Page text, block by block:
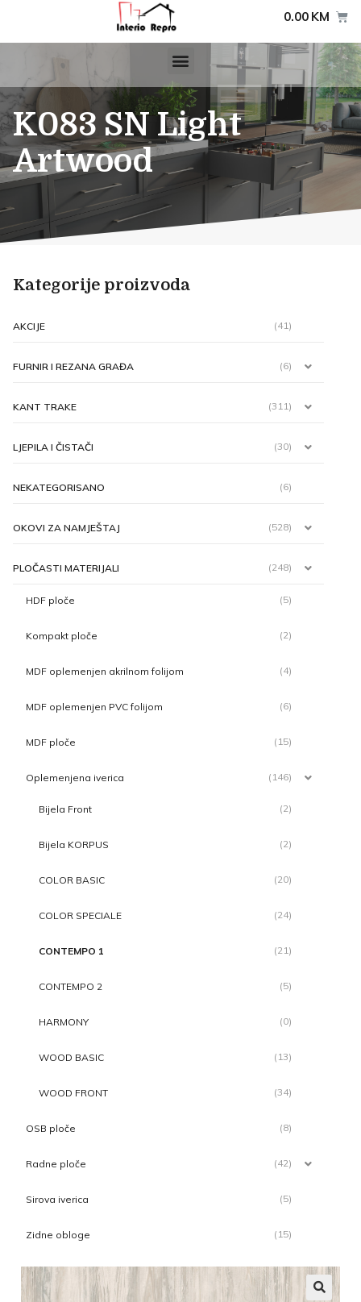
0.00 KM
K083 SN Light
Artwood
Kategorije proizvoda
AKCIJE (41)
FURNIR I REZANA GRAĐA (6)
KANT TRAKE (311)
LJEPILA I ČISTAČI (30)
NEKATEGORISANO (6)
OKOVI ZA NAMJEŠTAJ (528)
PLOČASTI MATERIJALI (248)
HDF ploče (5)
Kompakt ploče (2)
MDF oplemenjen akrilnom folijom (4)
MDF oplemenjen PVC folijom (6)
MDF ploče (15)
Oplemenjena iverica (146)
Bijela Front (2)
Bijela KORPUS (2)
COLOR BASIC (20)
COLOR SPECIALE (24)
CONTEMPO 1 (21)
CONTEMPO 2 (5)
HARMONY (0)
WOOD BASIC (13)
WOOD FRONT (34)
OSB ploče (8)
Radne ploče (42)
Sirova iverica (5)
Zidne obloge (15)